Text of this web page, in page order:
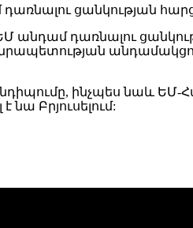
անդամ դառնալու
ինչպես նաև ԵՄ-
Բրյուսելում: